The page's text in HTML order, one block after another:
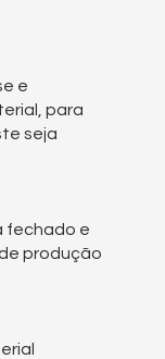
e
para
seja
fechado e
produção